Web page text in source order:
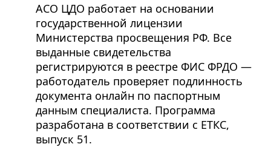
АСО ЦДО работает на основании
государственной лицензии
Министерства просвещения РФ. Все
выданные свидетельства
регистрируются в реестре ФИС ФРДО —
работодатель проверяет подлинность
документа онлайн по паспортным
данным специалиста. Программа
разработана в соответствии с ЕТКС,
выпуск 51.